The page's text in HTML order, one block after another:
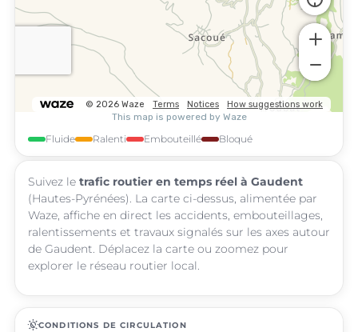
Fluide Ralenti Embouteillé Bloqué
Suivez le trafic routier en temps réel à Gaudent
(Hautes-Pyrénées). La carte ci-dessus, alimentée par
Waze, affiche en direct les accidents, embouteillages,
ralentissements et travaux signalés sur les axes autour
de Gaudent. Déplacez la carte ou zoomez pour
explorer le réseau routier local.
routineCONDITIONS DE CIRCULATION